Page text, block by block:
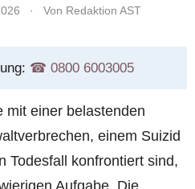
·
Von Redaktion AST
☎︎ 0800 6003005
mit einer belastenden
einem Suizid
Todesfall konfrontiert sind,